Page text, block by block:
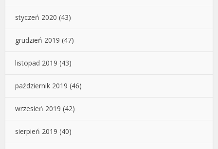
styczeń 2020 (43)
grudzień 2019 (47)
listopad 2019 (43)
październik 2019 (46)
wrzesień 2019 (42)
sierpień 2019 (40)